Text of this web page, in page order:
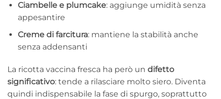
Ciambelle e plumcake: aggiunge umidità senza
appesantire
Creme di farcitura: mantiene la stabilità anche
senza addensanti
La ricotta vaccina fresca ha però un difetto
significativo: tende a rilasciare molto siero. Diventa
quindi indispensabile la fase di spurgo, soprattutto